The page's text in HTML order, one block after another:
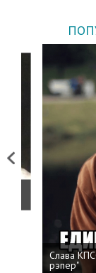
Previous
Слава
рэпер"